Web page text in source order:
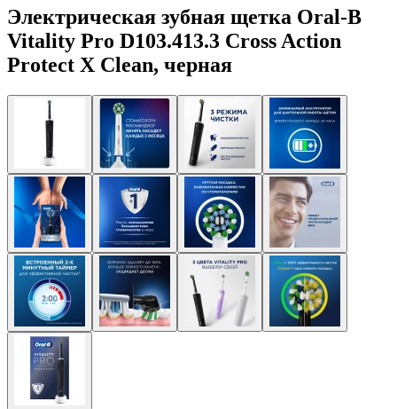
Электрическая зубная щетка Oral-B
Vitality Pro D103.413.3 Cross Action
Protect X Clean, черная